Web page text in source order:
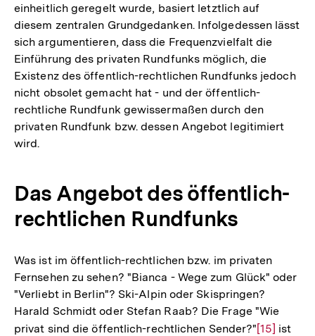
einheitlich geregelt wurde, basiert letztlich auf
diesem zentralen Grundgedanken. Infolgedessen lässt
sich argumentieren, dass die Frequenzvielfalt die
Einführung des privaten Rundfunks möglich, die
Existenz des öffentlich-rechtlichen Rundfunks jedoch
nicht obsolet gemacht hat - und der öffentlich-
rechtliche Rundfunk gewissermaßen durch den
privaten Rundfunk bzw. dessen Angebot legitimiert
wird.
Das Angebot des öffentlich-
rechtlichen Rundfunks
Was ist im öffentlich-rechtlichen bzw. im privaten
Fernsehen zu sehen? "Bianca - Wege zum Glück" oder
"Verliebt in Berlin"? Ski-Alpin oder Skispringen?
Harald Schmidt oder Stefan Raab? Die Frage "Wie
privat sind die öffentlich-rechtlichen Sender?"Zur
[15] ist